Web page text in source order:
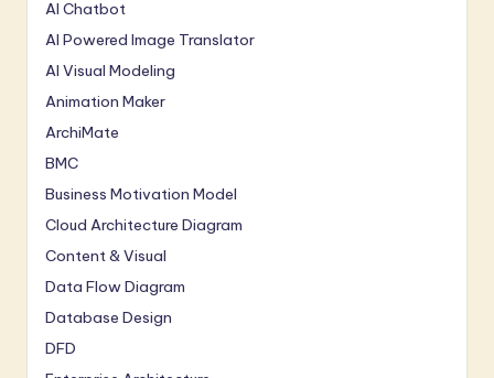
AI Chatbot
AI Powered Image Translator
AI Visual Modeling
Animation Maker
ArchiMate
BMC
Business Motivation Model
Cloud Architecture Diagram
Content & Visual
Data Flow Diagram
Database Design
DFD